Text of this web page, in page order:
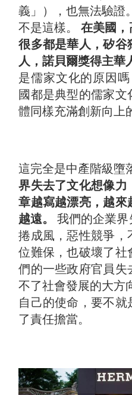
義」），也無法驗證
不是這樣。
在美國
很多都是華人，矽
人，諾貝爾獎得主華
是儒家文化的原因
國都是典型的儒家
體同樣充滿創新向上
這完全是中產階級墮
界失去了文化想像
章越寫越漂亮，越
越遠。我們的企業
捲成風，惡性競爭
位難保，也破壞了社
們的一些政府官員失
不了社會發展的大方
自己的使命，要不
了責任擔當。